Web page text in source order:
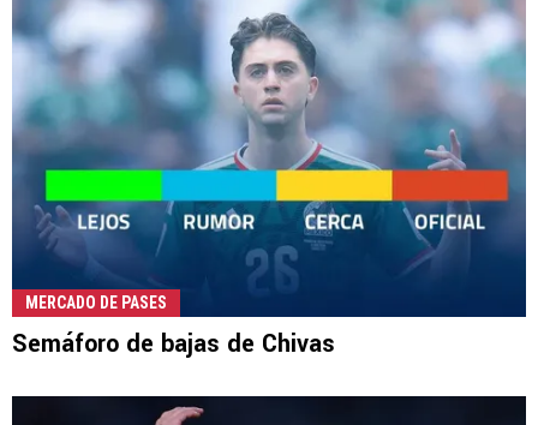
MERCADO DE PASES
Semáforo de bajas de Chivas